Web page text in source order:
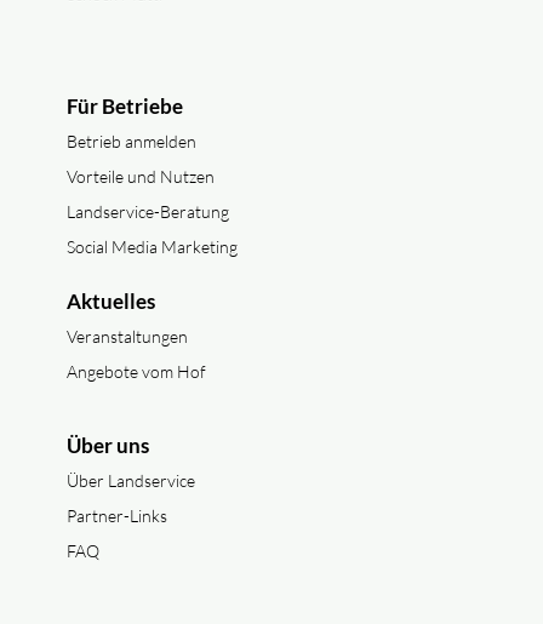
Für Betriebe
Betrieb anmelden
Vorteile und Nutzen
Landservice-Beratung
Social Media Marketing
Aktuelles
Veranstaltungen
Angebote vom Hof
Über uns
Über Landservice
Partner-Links
FAQ